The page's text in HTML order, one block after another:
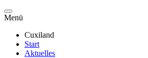
Menü
Cuxiland
Start
Aktuelles